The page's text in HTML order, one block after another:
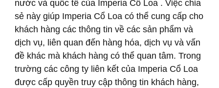
nước và quốc tế của Imperia Cổ Loa . Việc chia
sẻ này giúp Imperia Cổ Loa có thể cung cấp cho
khách hàng các thông tin về các sản phẩm và
dịch vụ, liên quan đến hàng hóa, dịch vụ và vấn
đề khác mà khách hàng có thể quan tâm. Trong
trường các công ty liên kết của Imperia Cổ Loa
được cấp quyền truy cập thông tin khách hàng,